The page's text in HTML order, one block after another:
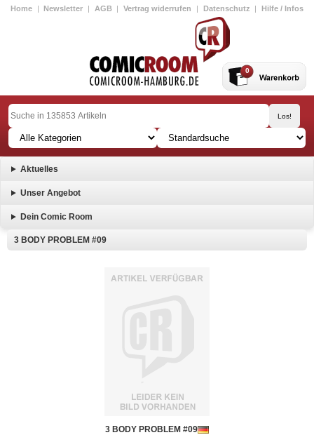
Home | Newsletter | AGB | Vertrag widerrufen | Datenschutz | Hilfe / Infos
0
Aktuelles
Unser Angebot
Dein Comic Room
3 BODY PROBLEM #09
3 BODY PROBLEM #09